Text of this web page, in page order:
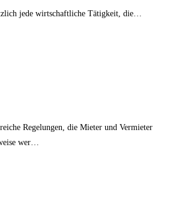
jede wirtschaftliche Tätigkeit, die…
Regelungen, die Mieter und Vermieter
wer…